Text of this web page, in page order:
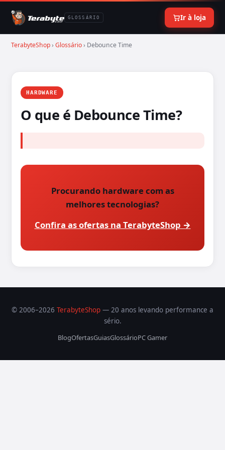
GLOSSÁRIO Ir à loja
TerabyteShop› Glossário› Debounce Time
HARDWARE
O que é Debounce Time?
Procurando hardware com as
melhores tecnologias?
Confira as ofertas na TerabyteShop →
© 2006–2026 TerabyteShop — 20 anos levando performance a
sério.
BlogOfertasGuiasGlossárioPC Gamer